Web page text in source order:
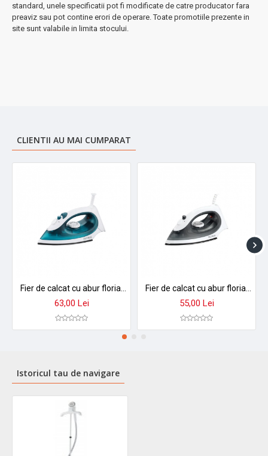
prețios cu FLORIA ZLN3829!
standard, unele specificatii pot fi modificate de catre producator fara
preaviz sau pot contine erori de operare. Toate promotiile prezente in
site sunt valabile in limita stocului.
CLIENTII AU MAI CUMPARAT
63,00 Lei 55,00 Lei
Istoricul tau de navigare